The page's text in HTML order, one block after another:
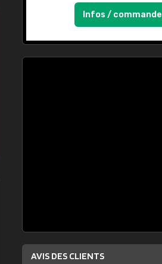
Infos / commande
AVIS DES CLIENTS